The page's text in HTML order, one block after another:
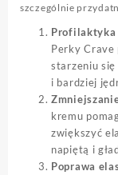
szczególnie
Profilaktyka
Perky Crave
starzeniu się
i bardziej
kremu
zwiększyć
napiętą i
Poprawa